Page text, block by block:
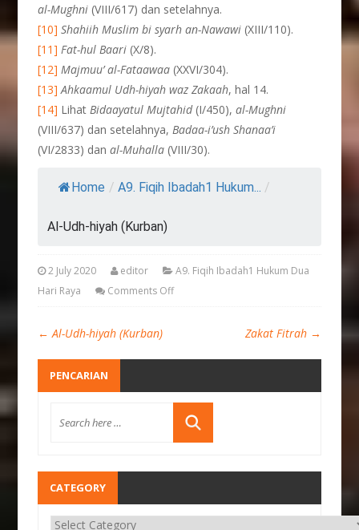
al-Mughni (VIII/617) dan setelahnya.
[10] Shahiih Muslim bi syarh an-Nawawi (XIII/110).
[11] Fat-hul Baari (X/8).
[12] Majmuu’ al-Fataawaa (XXVI/304).
[13] Ahkaamul Udh-hiyah waz Zakaah, hal 14.
[14] LihatBidaayatul Mujtahid(I/450),al-Mughni
(VIII/637) dan setelahnya,Badaa-i’ush Shanaa’i
(VI/2833) danal-Muhalla (VIII/30).
Home / A9. Fiqih Ibadah1 Hukum... /
Al-Udh-hiyah (Kurban)
2 July 2020 editor
A9. Fiqih Ibadah1 Hukum Dua
Hari Raya
Comments Off
← Al-Udh-hiyah (Kurban) Zakat Fitrah →
PENCARIAN
CATEGORY